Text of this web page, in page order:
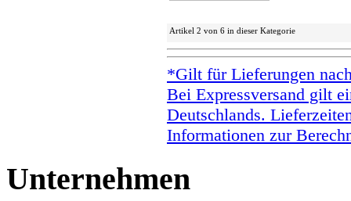
Artikel 2 von 6 in dieser Kategorie
*Gilt für Lieferungen
Bei Expressversand gilt
Deutschlands.
Informationen zur
Unternehmen